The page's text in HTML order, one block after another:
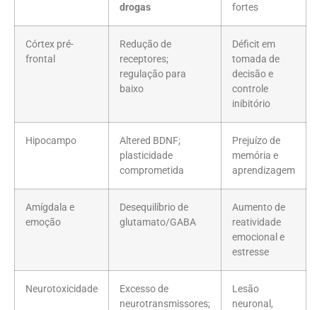
drogas
fortes
Córtex pré-
frontal
Redução de
receptores;
regulação para
baixo
Déficit em
tomada de
decisão e
controle
inibitório
Hipocampo
Altered BDNF;
plasticidade
comprometida
Prejuízo de
memória e
aprendizagem
Amígdala e
emoção
Desequilíbrio de
glutamato/GABA
Aumento de
reatividade
emocional e
estresse
Neurotoxicidade
Excesso de
neurotransmissores;
Lesão
neuronal,